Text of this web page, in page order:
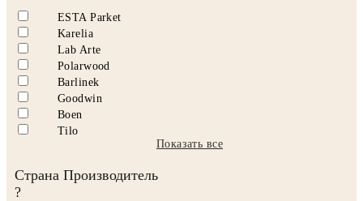
ESTA Parket
Karelia
Lab Arte
Polarwood
Barlinek
Goodwin
Boen
Tilo
Показать все
Страна Производитель
?